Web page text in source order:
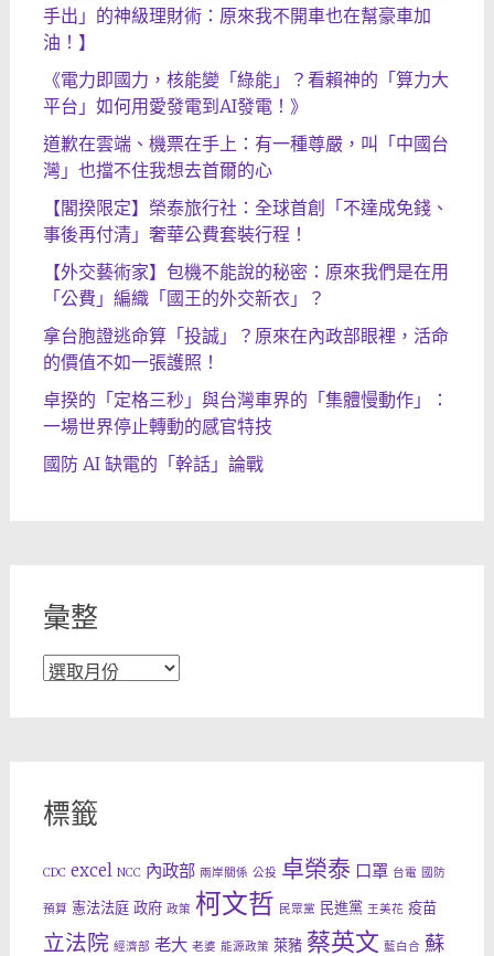
手出」的神級理財術：原來我不開車也在幫豪車加
油！】
《電力即國力，核能變「綠能」？看賴神的「算力大
平台」如何用愛發電到AI發電！》
道歉在雲端、機票在手上：有一種尊嚴，叫「中國台
灣」也擋不住我想去首爾的心
【閣揆限定】榮泰旅行社：全球首創「不達成免錢、
事後再付清」奢華公費套裝行程！
【外交藝術家】包機不能說的秘密：原來我們是在用
「公費」編織「國王的外交新衣」？
拿台胞證逃命算「投誠」？原來在內政部眼裡，活命
的價值不如一張護照！
卓揆的「定格三秒」與台灣車界的「集體慢動作」：
一場世界停止轉動的感官特技
國防 AI 缺電的「幹話」論戰
彙整
彙
標籤
CDC excel NCC 內政部 兩岸關係 公投 卓榮泰 口罩 台電 國防
預算 憲法法庭 政府 政策 柯文哲 民眾黨 民進黨 王美花 疫苗
立法院 經濟部 老大 老婆 能源政策 萊豬 蔡英文 藍白合 蘇